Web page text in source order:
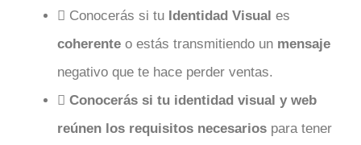
Conocerás si tu Identidad Visual es
coherente o estás transmitiendo un mensaje
negativo que te hace perder ventas.
Conocerás si tu identidad visual y web
reúnen los requisitos necesarios para tener